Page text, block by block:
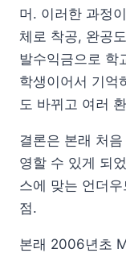
머. 이러한 과정
체로 착공, 완공
발수익금으로 학
학생이어서 기억
도 바뀌고 여러
결론은 본래 처
영할 수 있게 되
스에 맞는 언더
점.
본래 2006년초